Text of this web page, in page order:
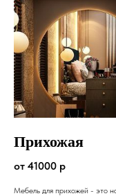
Прихожая
от 41000 р
Мебель для прихожей - это